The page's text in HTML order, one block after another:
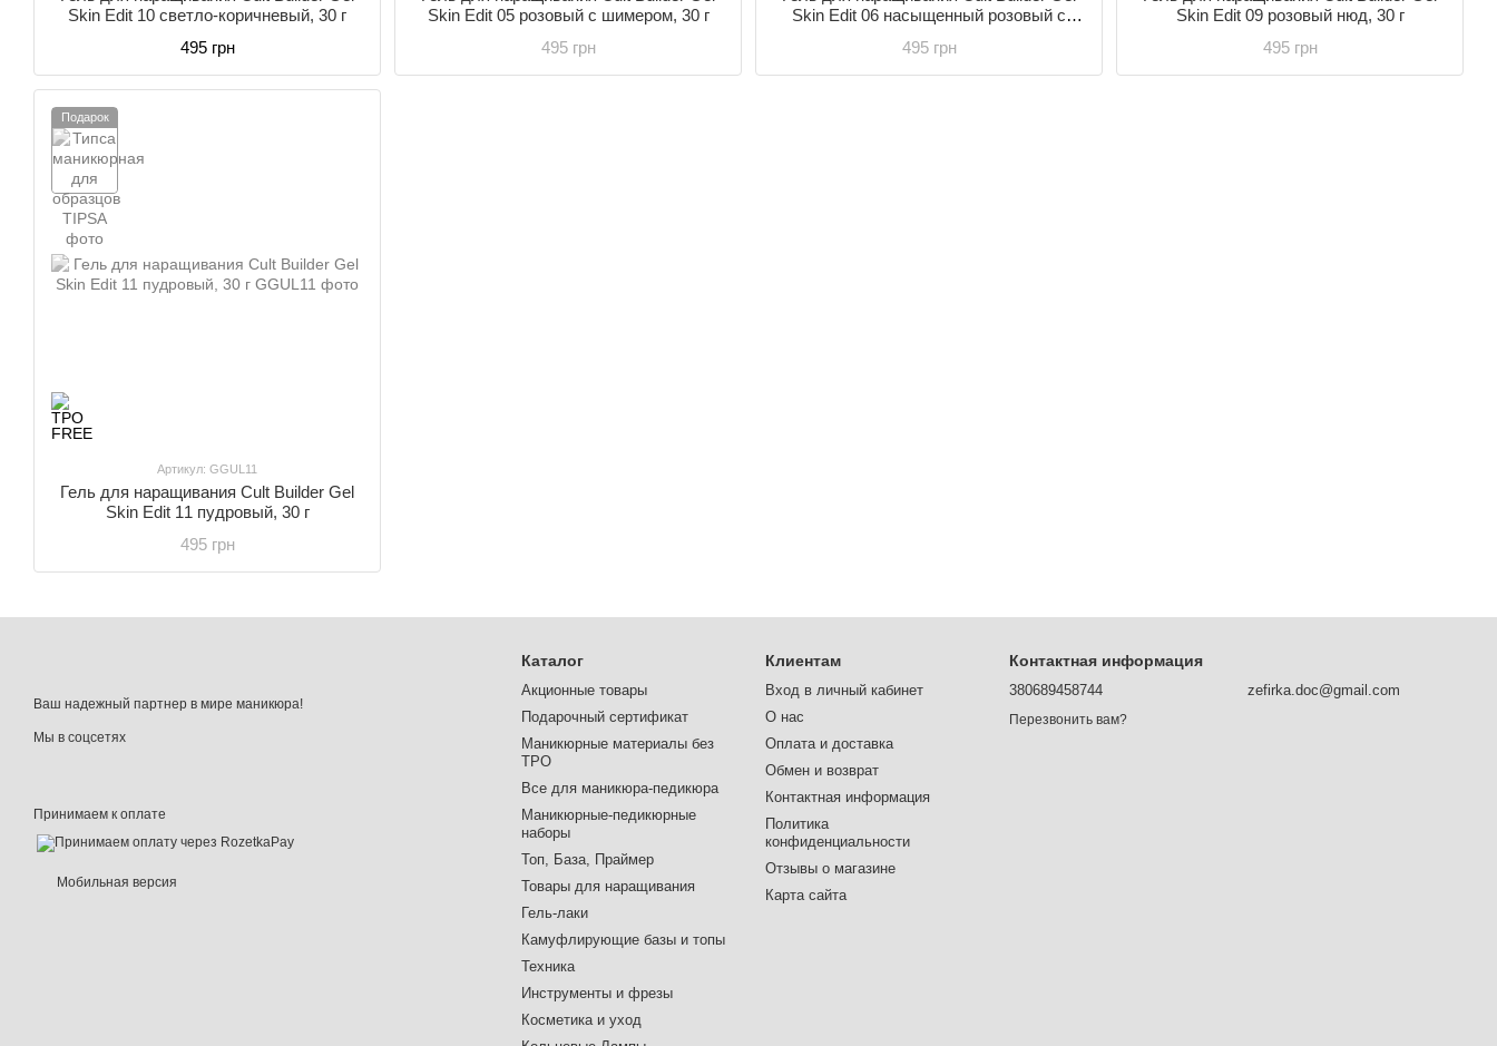
Skin Edit 10 светло-коричневый, 30 г
495 грн
Skin Edit 05 розовый с шимером, 30 г
495 грн
Skin Edit 06 насыщенный розовый с
495 грн
Skin Edit 09 розовый нюд, 30 г
495 грн
Подарок
Артикул: GGUL11
Гель для наращивания Cult Builder Gel
Skin Edit 11 пудровый, 30 г
495 грн
Ваш надежный партнер в мире маникюра!
Мы в соцсетях
Принимаем к оплате
Мобильная версия
Каталог
Акционные товары
Подарочный сертификат
Маникюрные материалы без
TPO
Все для маникюра-педикюра
Маникюрные-педикюрные
наборы
Топ, База, Праймер
Товары для наращивания
Гель-лаки
Камуфлирующие базы и топы
Техника
Инструменты и фрезы
Косметика и уход
Клиентам
Вход в личный кабинет
О нас
Оплата и доставка
Обмен и возврат
Контактная информация
Политика
конфиденциальности
Отзывы о магазине
Карта сайта
Контактная информация
380689458744
Перезвонить вам?
zefirka.doc@gmail.com